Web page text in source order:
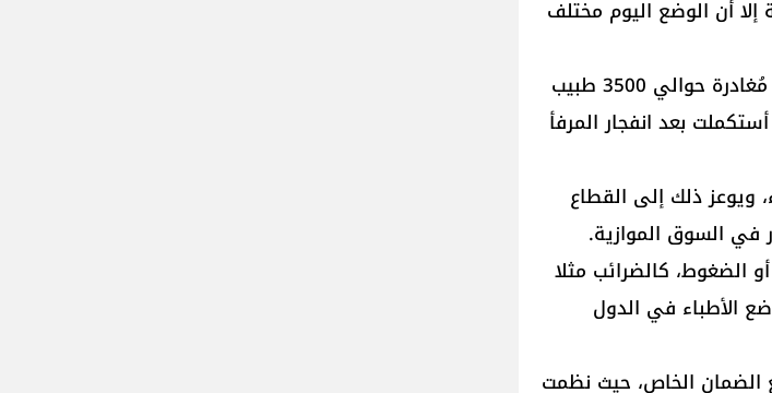
أن الوضع اليوم مختلف
ويقول بخاش خلال حديث عبر "لبنان24" أنّ منذ بداية الأزمة قدّرت نقابة الأطباء مُغادرة حوالي 3500 طبيب
بأن وتيرة الهجرة بدأت عام 2019، ومن ثم أستكملت بعد انفجار المرفأ
ملحوظة للأطباء، ويوعز ذلك إلى القطاع
في السوق الموازية.
الضغوط، كالضرائب مثلا
الأطباء في الدول
الضمان الخاص، حيث نظمت